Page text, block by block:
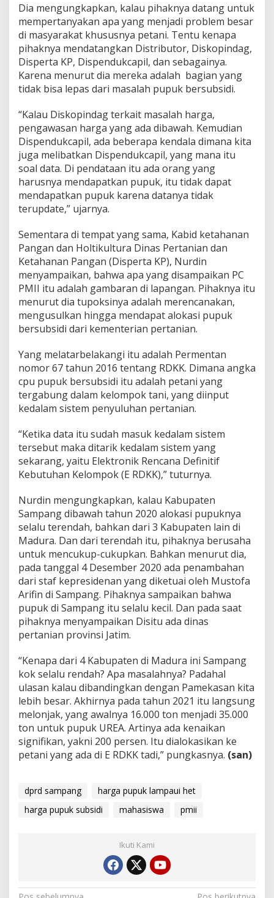
Dia mengungkapkan, kalau pihaknya datang untuk
mempertanyakan apa yang menjadi problem besar
di masyarakat khususnya petani. Tentu kenapa
pihaknya mendatangkan Distributor, Diskopindag,
Disperta KP, Dispendukcapil, dan sebagainya.
Karena menurut dia mereka adalah bagian yang
tidak bisa lepas dari masalah pupuk bersubsidi.
“Kalau Diskopindag terkait masalah harga,
pengawasan harga yang ada dibawah. Kemudian
Dispendukcapil, ada beberapa kendala dimana kita
juga melibatkan Dispendukcapil, yang mana itu
soal data. Di pendataan itu ada orang yang
harusnya mendapatkan pupuk, itu tidak dapat
mendapatkan pupuk karena datanya tidak
terupdate,” ujarnya.
Sementara di tempat yang sama, Kabid ketahanan
Pangan dan Holtikultura Dinas Pertanian dan
Ketahanan Pangan (Disperta KP), Nurdin
menyampaikan, bahwa apa yang disampaikan PC
PMII itu adalah gambaran di lapangan. Pihaknya itu
menurut dia tupoksinya adalah merencanakan,
mengusulkan hingga mendapat alokasi pupuk
bersubsidi dari kementerian pertanian.
Yang melatarbelakangi itu adalah Permentan
nomor 67 tahun 2016 tentang RDKK. Dimana angka
cpu pupuk bersubsidi itu adalah petani yang
tergabung dalam kelompok tani, yang diinput
kedalam sistem penyuluhan pertanian.
“Ketika data itu sudah masuk kedalam sistem
tersebut maka ditarik kedalam sistem yang
sekarang, yaitu Elektronik Rencana Definitif
Kebutuhan Kelompok (E RDKK),” tuturnya.
Nurdin mengungkapkan, kalau Kabupaten
Sampang dibawah tahun 2020 alokasi pupuknya
selalu terendah, bahkan dari 3 Kabupaten lain di
Madura. Dan dari terendah itu, pihaknya berusaha
untuk mencukup-cukupkan. Bahkan menurut dia,
pada tanggal 4 Desember 2020 ada penambahan
dari staf kepresidenan yang diketuai oleh Mustofa
Arifin di Sampang. Pihaknya sampaikan bahwa
pupuk di Sampang itu selalu kecil. Dan pada saat
pihaknya menyampaikan Disitu ada dinas
pertanian provinsi Jatim.
“Kenapa dari 4 Kabupaten di Madura ini Sampang
kok selalu rendah? Apa masalahnya? Padahal
ulasan kalau dibandingkan dengan Pamekasan kita
lebih besar. Akhirnya pada tahun 2021 itu langsung
melonjak, yang awalnya 16.000 ton menjadi 35.000
ton untuk pupuk UREA. Artinya ada kenaikan
signifikan, yakni 200 persen. Itu dialokasikan ke
petani yang ada di E RDKK tadi,” pungkasnya. (san)
dprd sampang
harga pupuk lampaui het
harga pupuk subsidi
mahasiswa pmii
Ikuti Kami